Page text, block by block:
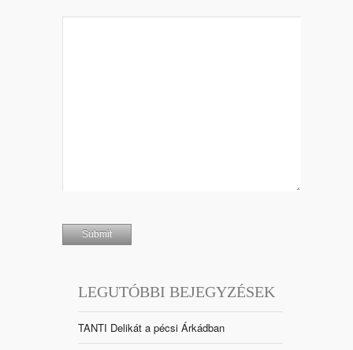
LEGUTÓBBI BEJEGYZÉSEK
TANTI Delikát a pécsi Árkádban